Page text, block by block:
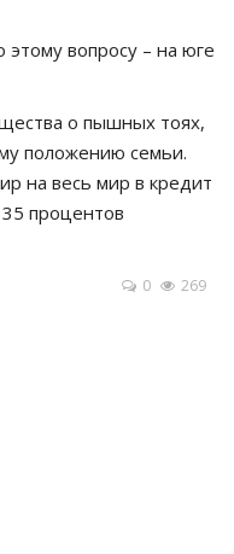
вопросу – на юге
о пышных тоях,
положению семьи.
на весь мир в кредит
процентов
0 269